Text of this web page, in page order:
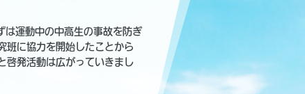
運動中の中高生の事故を防ぎ
班に協力を開始したことから
啓発活動は広がっていきまし